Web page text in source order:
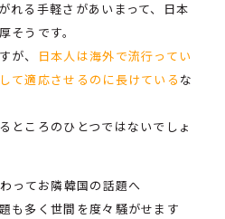
れる手軽さがあいまって、日本
そうです。
が、
日本人は海外で流行ってい
て適応させるのに長けている な
ところのひとつではないでしょ
ってお隣韓国の話題へ
も多く世間を度々騒がせます